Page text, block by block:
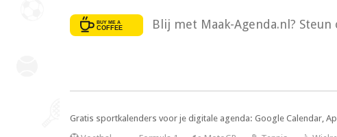
Blij met Maak-Agenda.nl? Steun
Gratis sportkalenders voor je digitale agenda: Google Calendar,